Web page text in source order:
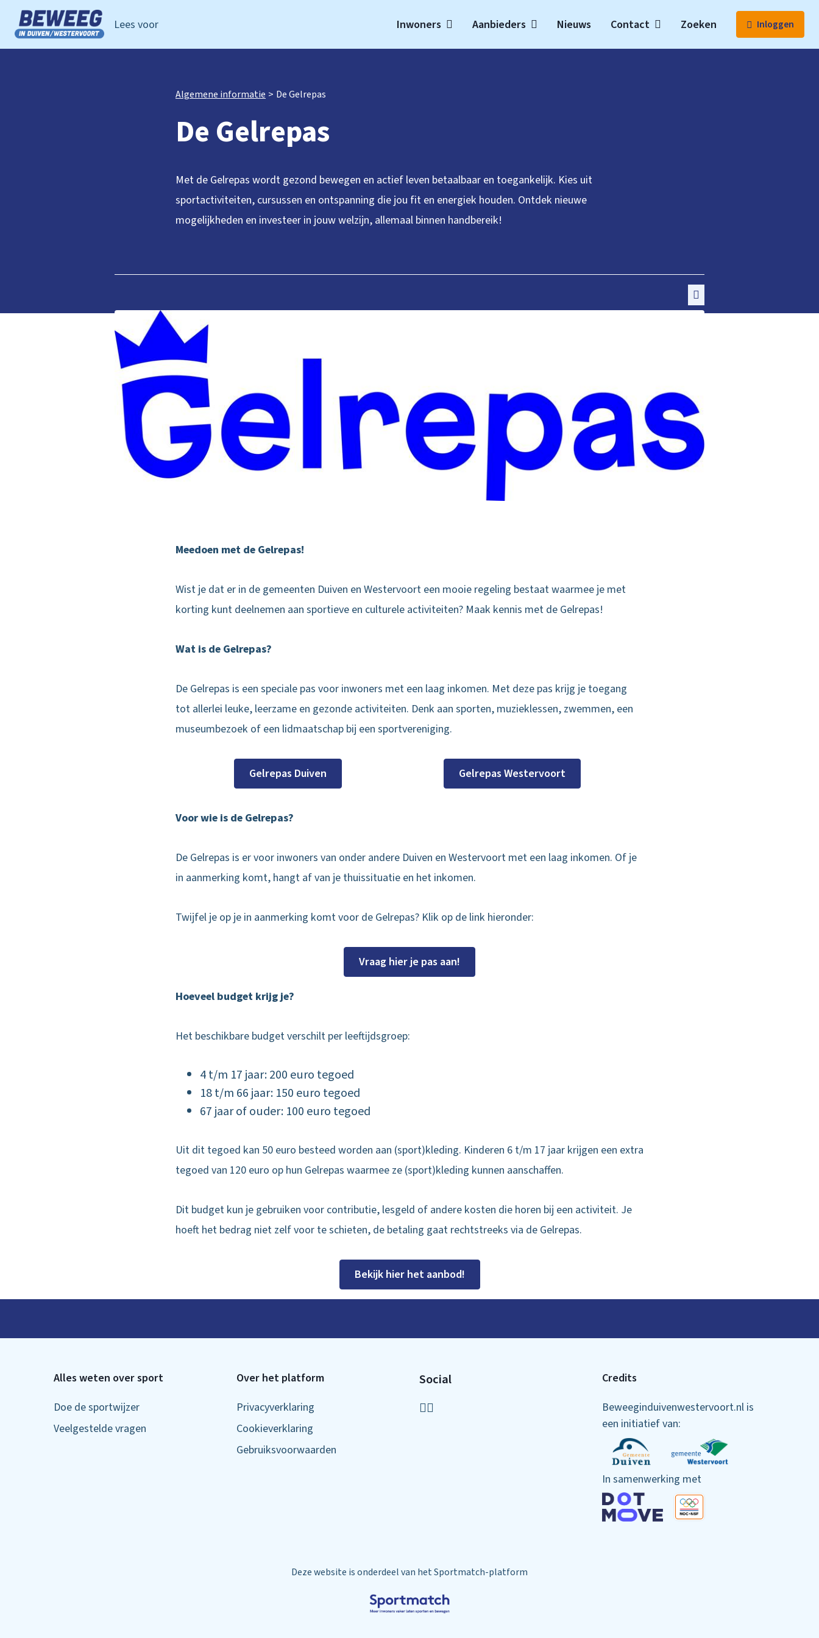
Ga naar de homepage van Beweeg in Duiven Westervoort
Lees voor Inwoners Aanbieders Nieuws Contact Zoeken Inloggen
Algemene informatie De Gelrepas
De Gelrepas
Met de Gelrepas wordt gezond bewegen en actief leven betaalbaar en toegankelijk. Kies uit
sportactiviteiten, cursussen en ontspanning die jou fit en energiek houden. Ontdek nieuwe
mogelijkheden en investeer in jouw welzijn, allemaal binnen handbereik!
Meedoen met de Gelrepas!
Wist je dat er in de gemeenten Duiven en Westervoort een mooie regeling bestaat waarmee je met
korting kunt deelnemen aan sportieve en culturele activiteiten? Maak kennis met de Gelrepas!
Wat is de Gelrepas?
De Gelrepas is een speciale pas voor inwoners met een laag inkomen. Met deze pas krijg je toegang
tot allerlei leuke, leerzame en gezonde activiteiten. Denk aan sporten, muzieklessen, zwemmen, een
museumbezoek of een lidmaatschap bij een sportvereniging.
Gelrepas Duiven Gelrepas Westervoort
Voor wie is de Gelrepas?
De Gelrepas is er voor inwoners van onder andere Duiven en Westervoort met een laag inkomen. Of je
in aanmerking komt, hangt af van je thuissituatie en het inkomen.
Twijfel je op je in aanmerking komt voor de Gelrepas? Klik op de link hieronder:
Vraag hier je pas aan!
Hoeveel budget krijg je?
Het beschikbare budget verschilt per leeftijdsgroep:
4 t/m 17 jaar: 200 euro tegoed
18 t/m 66 jaar: 150 euro tegoed
67 jaar of ouder: 100 euro tegoed
Uit dit tegoed kan 50 euro besteed worden aan (sport)kleding. Kinderen 6 t/m 17 jaar krijgen een extra
tegoed van 120 euro op hun Gelrepas waarmee ze (sport)kleding kunnen aanschaffen.
Dit budget kun je gebruiken voor contributie, lesgeld of andere kosten die horen bij een activiteit. Je
hoeft het bedrag niet zelf voor te schieten, de betaling gaat rechtstreeks via de Gelrepas.
Bekijk hier het aanbod!
Alles weten over sport
Doe de sportwijzer
Veelgestelde vragen
Over het platform
Privacyverklaring
Cookieverklaring
Gebruiksvoorwaarden
Social
Credits
Beweeginduivenwestervoort.nl is
een initiatief van:
In samenwerking met
Deze website is onderdeel van het Sportmatch-platform